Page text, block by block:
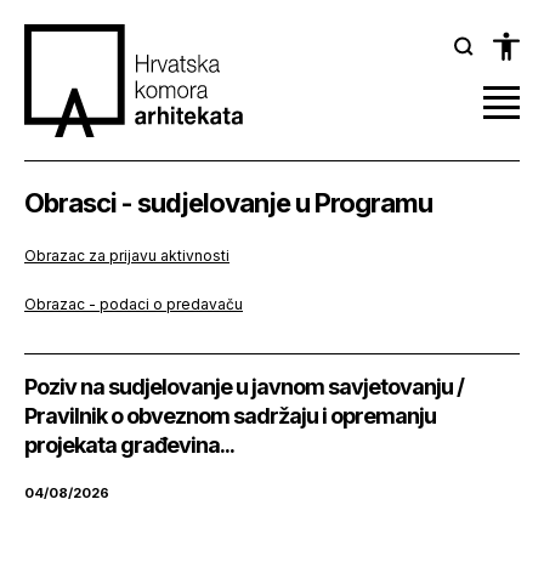
Obrasci - sudjelovanje u Programu
Obrazac za prijavu aktivnosti
Obrazac - podaci o predavaču
Poziv na sudjelovanje u javnom savjetovanju /
Pravilnik o obveznom sadržaju i opremanju
projekata građevina...
04/08/2026